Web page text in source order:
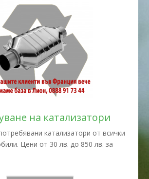
на катализатори
катализатори от всички
Цени от 30 лв. до 850 лв. за